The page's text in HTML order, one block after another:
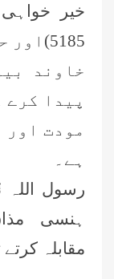
خیر خواہی
5185) اور
خاوند
پیدا
مودت اور
ہے۔
رسول
ہنسی
مقابلہ کرتے